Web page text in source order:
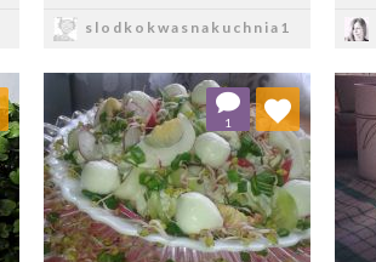
slodkokwasnakuchnia1
1
Dodaj do ulubionych
Wybierz listę: